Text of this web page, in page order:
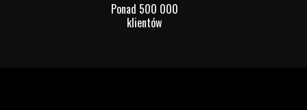
Ponad 500 000
klientów